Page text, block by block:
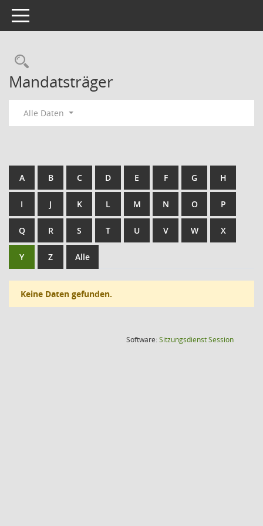
Toggle navigation
Mandatsträger
Alle Daten
A B C D E F G H
I J K L M N O P
Q R S T U V W X
Y Z Alle
Keine Daten gefunden.
Software:SitzungsdienstSession(Wird in